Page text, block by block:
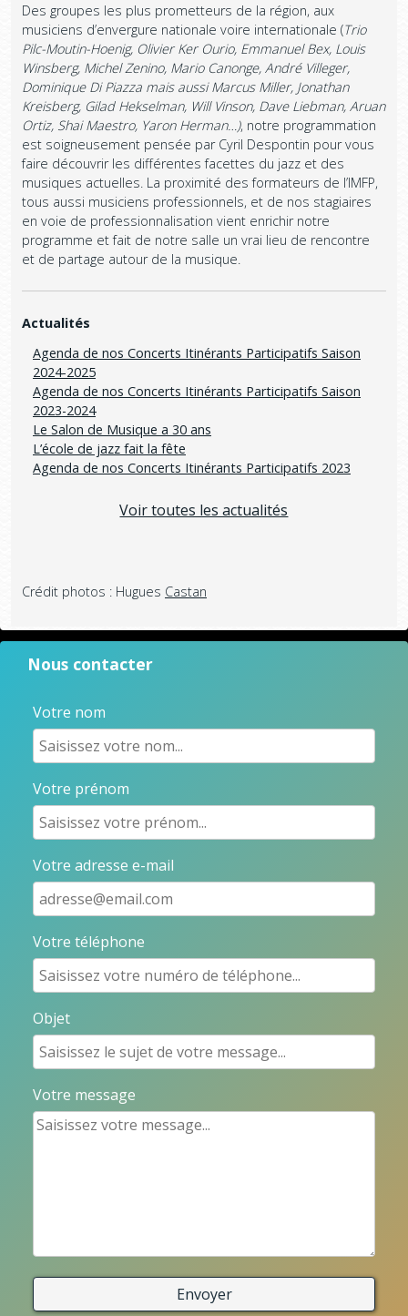
Des groupes les plus prometteurs de la région, aux
musiciens d’envergure nationale voire internationale (Trio
Pilc-Moutin-Hoenig, Olivier Ker Ourio, Emmanuel Bex, Louis
Winsberg, Michel Zenino, Mario Canonge, André Villeger,
Dominique Di Piazza mais aussi Marcus Miller, Jonathan
Kreisberg, Gilad Hekselman, Will Vinson, Dave Liebman, Aruan
Ortiz, Shai Maestro, Yaron Herman…), notre programmation
est soigneusement pensée par Cyril Despontin pour vous
faire découvrir les différentes facettes du jazz et des
musiques actuelles. La proximité des formateurs de l’IMFP,
tous aussi musiciens professionnels, et de nos stagiaires
en voie de professionnalisation vient enrichir notre
programme et fait de notre salle un vrai lieu de rencontre
et de partage autour de la musique.
Actualités
Agenda de nos Concerts Itinérants Participatifs Saison
2024-2025
Agenda de nos Concerts Itinérants Participatifs Saison
2023-2024
Le Salon de Musique a 30 ans
L’école de jazz fait la fête
Agenda de nos Concerts Itinérants Participatifs 2023
Voir toutes les actualités
Crédit photos : Hugues Castan
Nous contacter
Votre nom
Votre prénom
Votre adresse e-mail
Votre téléphone
Objet
Votre message